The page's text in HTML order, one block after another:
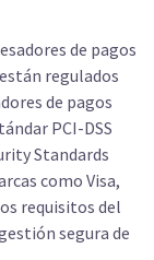
de pagos
regulados
de pagos
PCI-DSS
Standards
como Visa,
requisitos del
segura de